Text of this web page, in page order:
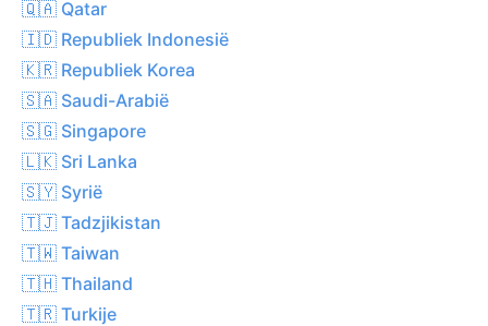
🇶🇦 Qatar
🇮🇩 Republiek Indonesië
🇰🇷 Republiek Korea
🇸🇦 Saudi-Arabië
🇸🇬 Singapore
🇱🇰 Sri Lanka
🇸🇾 Syrië
🇹🇯 Tadzjikistan
🇹🇼 Taiwan
🇹🇭 Thailand
🇹🇷 Turkije